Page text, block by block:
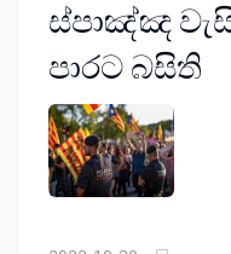
ස්පාඤ්ඤ
පාරට බසිති